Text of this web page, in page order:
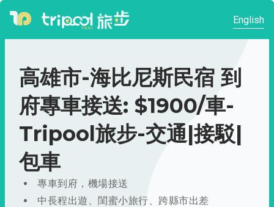
English
高雄市-海比尼斯民宿 到
府專車接送: $1900/車-
Tripool旅步-交通|接駁|
包車
專車到府，機場接送
中長程出遊、閨蜜小旅行、跨縣市出差